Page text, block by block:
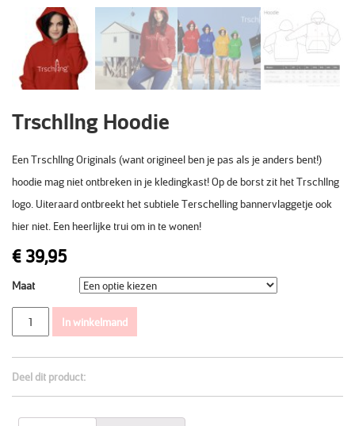
Trschllng Hoodie
Een Trschllng Originals (want origineel ben je pas als je anders bent!)
hoodie mag niet ontbreken in je kledingkast! Op de borst zit het Trschllng
logo. Uiteraard ontbreekt het subtiele Terschelling bannervlaggetje ook
hier niet. Een heerlijke trui om in te wonen!
€ 39,95
Maat
Aantal In winkelmand
Deel dit product: